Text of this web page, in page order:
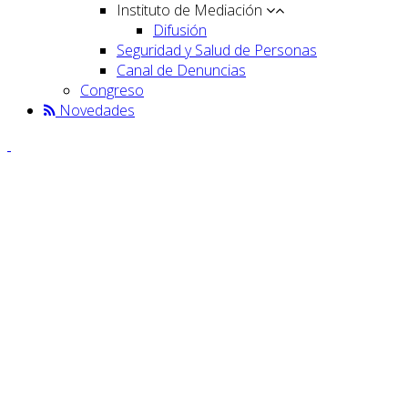
Instituto de Mediación
Difusión
Seguridad y Salud de Personas
Canal de Denuncias
Congreso
Novedades